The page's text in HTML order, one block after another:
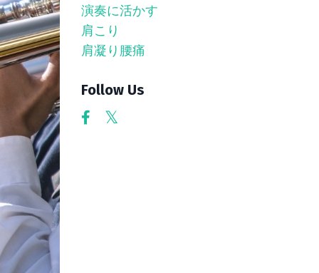
演奏に活かす
肩こり
肩凝り腰痛
Follow Us